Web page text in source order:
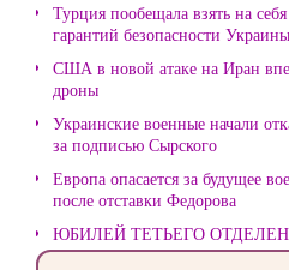
Турция пообещала взять на
гарантий безопасности Украины
США в новой атаке на Иран
дроны
Украинские военные начали
за подписью Сырского
Европа опасается за будущее
после отставки Федорова
ЮБИЛЕЙ ТЕТЬЕГО